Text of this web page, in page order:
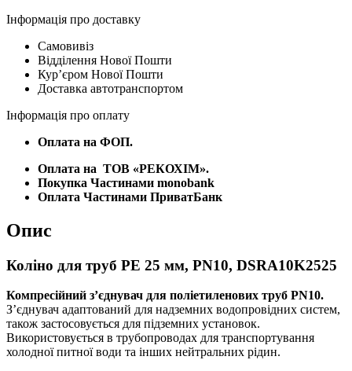
Інформація про доставку
Самовивіз
Відділення Нової Пошти
Курʼєром Нової Пошти
Доставка автотранспортом
Інформація про оплату
Оплата на ФОП.
Оплата на ТОВ «РЕКОХІМ».
Покупка Частинами monobank
Оплата Частинами ПриватБанк
Опис
Коліно для труб PE 25 мм, PN10, DSRA10K2525
Компресійний з’єднувач для поліетиленових труб PN10.
З’єднувач адаптований для надземних водопровідних систем,
також застосовується для підземних установок.
Використовується в трубопроводах для транспортування
холодної питної води та інших нейтральних рідин.